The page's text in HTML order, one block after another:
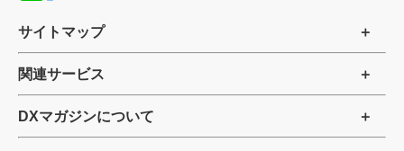
サイトマップ
関連サービス
DXマガジンについて